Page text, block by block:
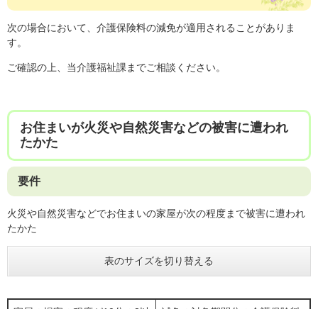
次の場合において、介護保険料の減免が適用されることがありま
す。
ご確認の上、当介護福祉課までご相談ください。
お住まいが火災や自然災害などの被害に遭われ
たかた
要件
火災や自然災害などでお住まいの家屋が次の程度まで被害に遭われ
たかた
表のサイズを切り替える